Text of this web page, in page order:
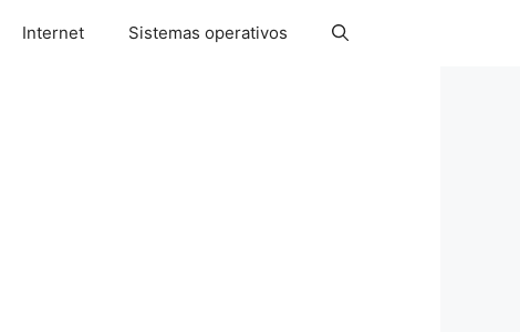
Internet Sistemas operativos